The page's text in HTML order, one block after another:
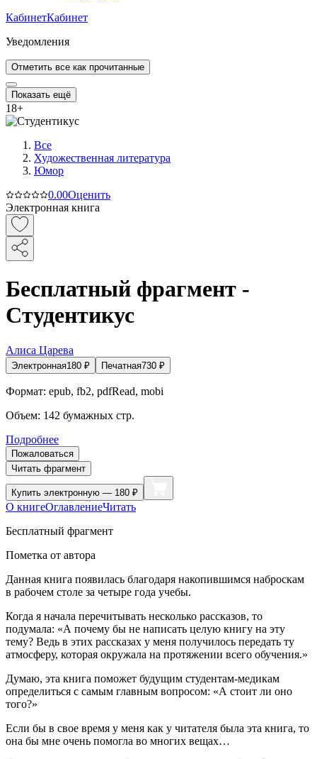
КабинетКабинет
Уведомления
Отметить все как прочитанные
Показать ещё
18+
Все
Художественная литература
Юмор
0.00Оценить
Электронная книга
Бесплатный фрагмент -
Студентикус
Алиса Царева
Электронная180 ₽ Печатная730 ₽
Формат: epub, fb2, pdfRead, mobi
Объем: 142 бумажных стр.
Подробнее
Пожаловаться
Читать фрагмент
Купить электронную — 180 ₽
О книгеОглавлениеЧитать
Бесплатный фрагмент
Пометка от автора
Данная книга появилась благодаря накопившимся наброскам
в рабочем столе за четыре года учебы.
Когда я начала перечитывать несколько рассказов, то
подумала: «А почему бы не написать целую книгу на эту
тему? Ведь в этих рассказах у меня получилось передать ту
атмосферу, которая окружала на протяжении всего обучения.»
Думаю, эта книга поможет будущим студентам-медикам
определиться с самым главным вопросом: «А стоит ли оно
того?»
Если бы в свое время у меня как у читателя была эта книга, то
она бы мне очень помогла во многих вещах…